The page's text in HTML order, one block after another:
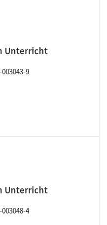
Unterricht
9
Unterricht
4